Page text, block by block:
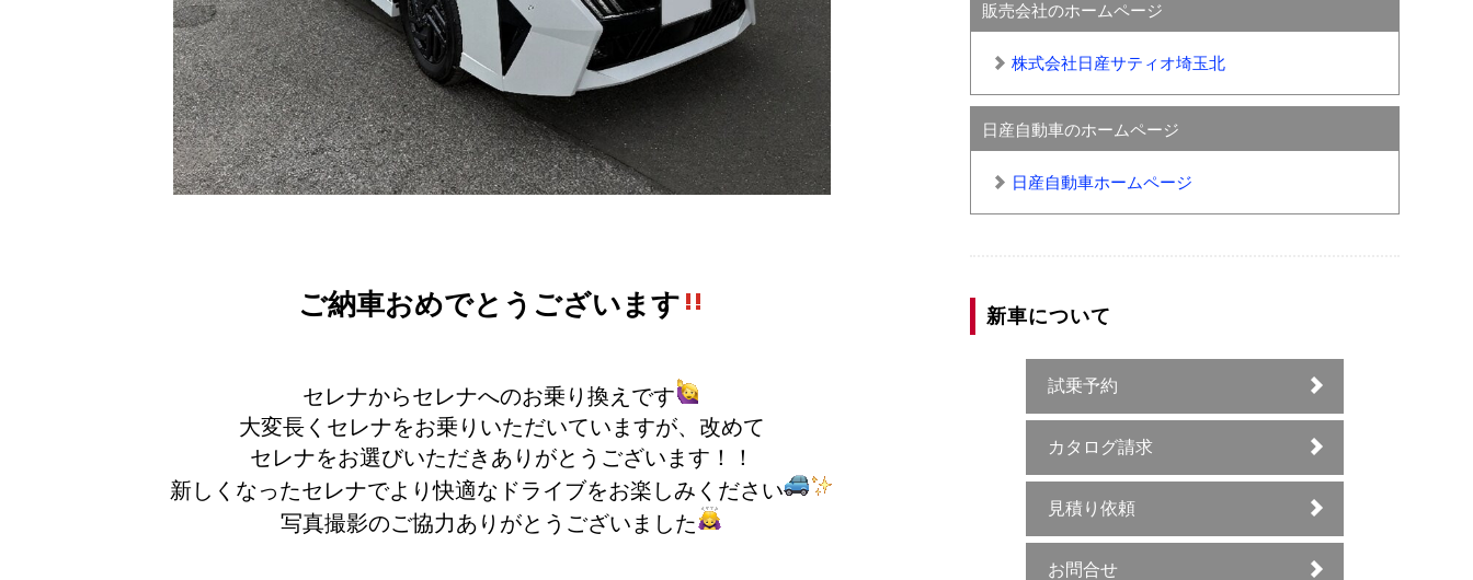
ご納車おめでとうございます
セレナからセレナへのお乗り換えです
大変長くセレナをお乗りいただいていますが、改めて
セレナをお選びいただきありがとうございます！！
新しくなったセレナでより快適なドライブをお楽しみください
写真撮影のご協力ありがとうございました
販売会社のホームページ
株式会社日産サティオ埼玉北
日産自動車のホームページ
日産自動車ホームページ
新車について
試乗予約
カタログ請求
見積り依頼
お問合せ